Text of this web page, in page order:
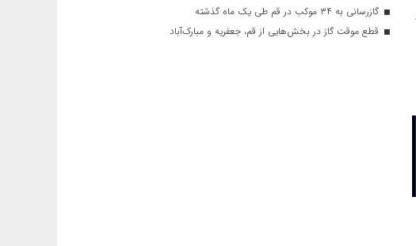
گازرسانی به ۳۴ موکب در قم طی یک ماه گذشته
قطع موقت گاز در بخش‌هایی از قم، جعفریه و مبارک‌آباد